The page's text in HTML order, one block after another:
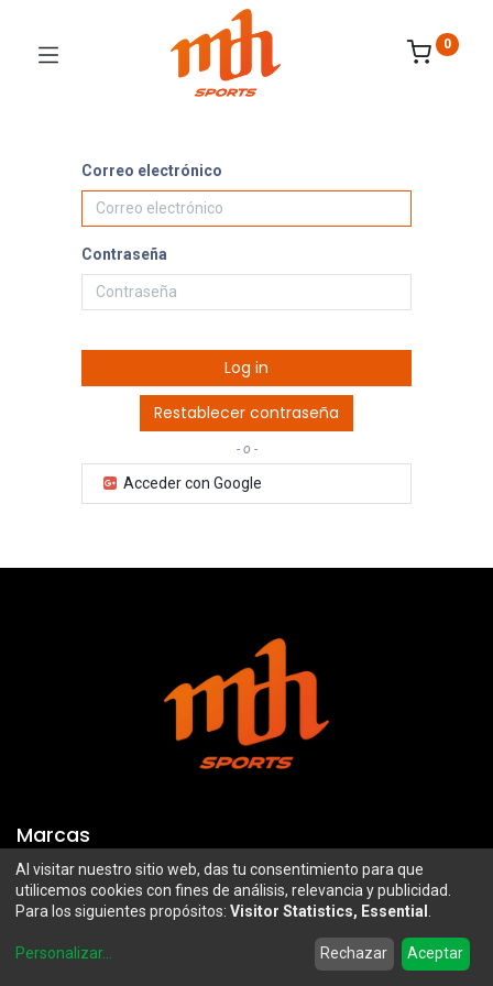
Wishlist Account
0
Correo electrónico
Contraseña
Log in
Restablecer contraseña
- o -
Acceder con Google
Marcas
Troy Lee Designs
100%
Airoh
Mazawi
SIDI
Al visitar nuestro sitio web, das tu consentimiento para que
utilicemos cookies con fines de análisis, relevancia y publicidad.
Para los siguientes propósitos: Visitor Statistics, Essential
Personalizar... Rechazar Aceptar